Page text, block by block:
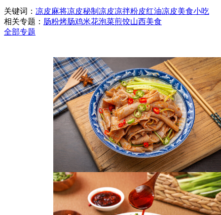
关键词： 凉皮麻将凉皮秘制凉皮凉拌粉皮红油凉皮美食小吃
相关专题： 肠粉烤肠鸡米花泡菜煎饺山西美食
全部专题